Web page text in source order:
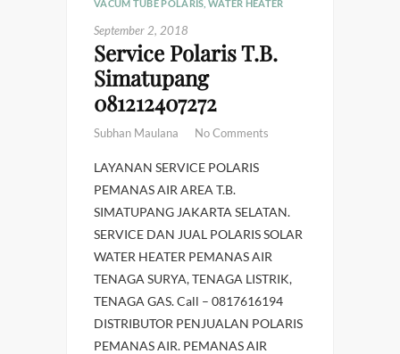
VACUM TUBE POLARIS ,WATER HEATER
September 2, 2018
Service Polaris T.B.
Simatupang
081212407272
Subhan Maulana No Comments
LAYANAN SERVICE POLARIS
PEMANAS AIR AREA T.B.
SIMATUPANG JAKARTA SELATAN.
SERVICE DAN JUAL POLARIS SOLAR
WATER HEATER PEMANAS AIR
TENAGA SURYA, TENAGA LISTRIK,
TENAGA GAS. Call – 0817616194
DISTRIBUTOR PENJUALAN POLARIS
PEMANAS AIR. PEMANAS AIR